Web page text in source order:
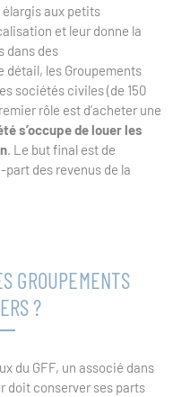
aux petits
et leur donne la
dans des
détail, les Groupements
sociétés civiles (de 150
rôle est d’acheter une
s’occupe de louer les
. Le but final est de
des revenus de la
GROUPEMENTS
?
du GFF, un associé dans
doit conserver ses parts